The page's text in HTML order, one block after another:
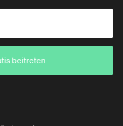
beitreten